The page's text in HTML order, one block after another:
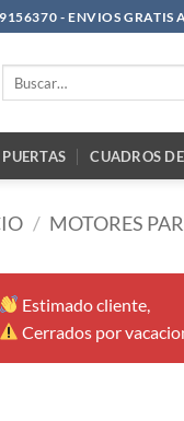
- ENVIOS GRATIS
CUADROS
/ MOTORES
Estimado cliente,
Cerrados por